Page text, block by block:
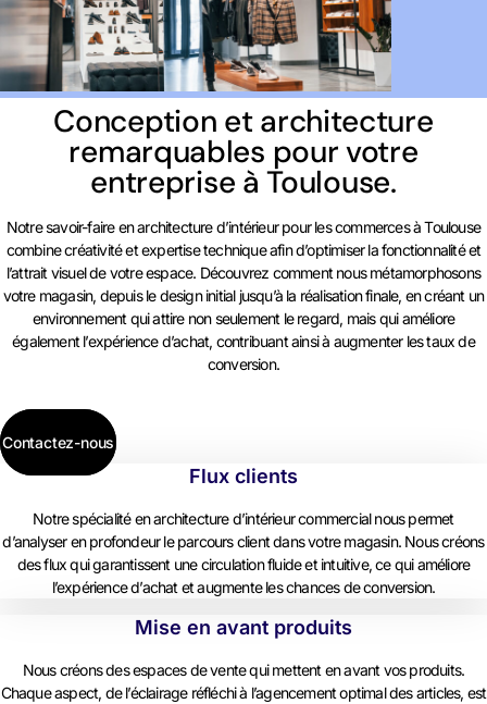
Conception et architecture
remarquables pour votre
entreprise à Toulouse.
Notre savoir-faire en architecture d’intérieur pour les commerces à Toulouse
combine créativité et expertise technique afin d’optimiser la fonctionnalité et
l’attrait visuel de votre espace. Découvrez comment nous métamorphosons
votre magasin, depuis le design initial jusqu’à la réalisation finale, en créant un
environnement qui attire non seulement le regard, mais qui améliore
également l’expérience d’achat, contribuant ainsi à augmenter les taux de
conversion.
Contactez-nous
Flux clients
Notre spécialité en architecture d’intérieur commercial nous permet
d’analyser en profondeur le parcours client dans votre magasin. Nous créons
des flux qui garantissent une circulation fluide et intuitive, ce qui améliore
l’expérience d’achat et augmente les chances de conversion.
Mise en avant produits
Nous créons des espaces de vente qui mettent en avant vos produits.
Chaque aspect, de l’éclairage réfléchi à l’agencement optimal des articles, est